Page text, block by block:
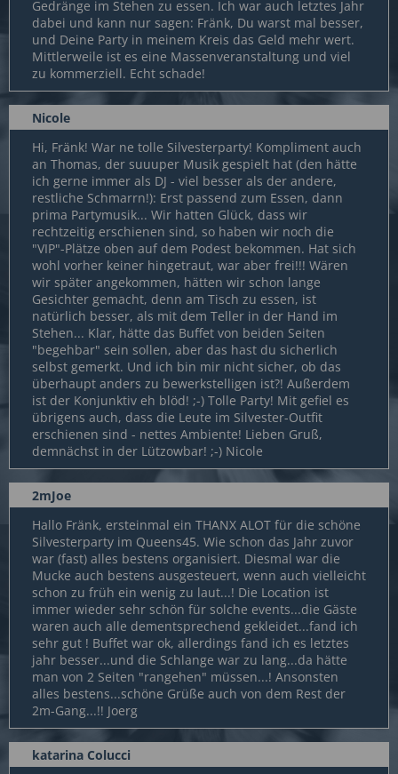
Gedränge im Stehen zu essen. Ich war auch letztes Jahr
dabei und kann nur sagen: Fränk, Du warst mal besser,
und Deine Party in meinem Kreis das Geld mehr wert.
Mittlerweile ist es eine Massenveranstaltung und viel
zu kommerziell. Echt schade!
Nicole
Hi, Fränk! War ne tolle Silvesterparty! Kompliment auch
an Thomas, der suuuper Musik gespielt hat (den hätte
ich gerne immer als DJ - viel besser als der andere,
restliche Schmarrn!): Erst passend zum Essen, dann
prima Partymusik... Wir hatten Glück, dass wir
rechtzeitig erschienen sind, so haben wir noch die
"VIP"-Plätze oben auf dem Podest bekommen. Hat sich
wohl vorher keiner hingetraut, war aber frei!!! Wären
wir später angekommen, hätten wir schon lange
Gesichter gemacht, denn am Tisch zu essen, ist
natürlich besser, als mit dem Teller in der Hand im
Stehen... Klar, hätte das Buffet von beiden Seiten
"begehbar" sein sollen, aber das hast du sicherlich
selbst gemerkt. Und ich bin mir nicht sicher, ob das
überhaupt anders zu bewerkstelligen ist?! Außerdem
ist der Konjunktiv eh blöd! ;-) Tolle Party! Mit gefiel es
übrigens auch, dass die Leute im Silvester-Outfit
erschienen sind - nettes Ambiente! Lieben Gruß,
demnächst in der Lützowbar! ;-) Nicole
2mJoe
Hallo Fränk, ersteinmal ein THANX ALOT für die schöne
Silvesterparty im Queens45. Wie schon das Jahr zuvor
war (fast) alles bestens organisiert. Diesmal war die
Mucke auch bestens ausgesteuert, wenn auch vielleicht
schon zu früh ein wenig zu laut...! Die Location ist
immer wieder sehr schön für solche events...die Gäste
waren auch alle dementsprechend gekleidet...fand ich
sehr gut ! Buffet war ok, allerdings fand ich es letztes
jahr besser...und die Schlange war zu lang...da hätte
man von 2 Seiten "rangehen" müssen...! Ansonsten
alles bestens...schöne Grüße auch von dem Rest der
2m-Gang...!! Joerg
katarina Colucci